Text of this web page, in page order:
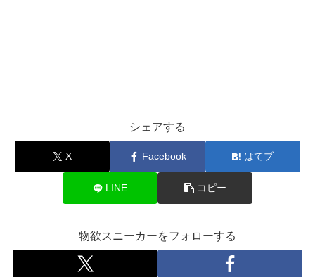
シェアする
X Facebook はてブ
LINE コピー
物欲スニーカーをフォローする